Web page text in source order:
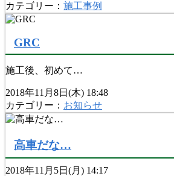
カテゴリー： 施工事例
GRC
施工後、初めて…
2018年11月8日(木) 18:48
カテゴリー： お知らせ
高車だな…
2018年11月5日(月) 14:17